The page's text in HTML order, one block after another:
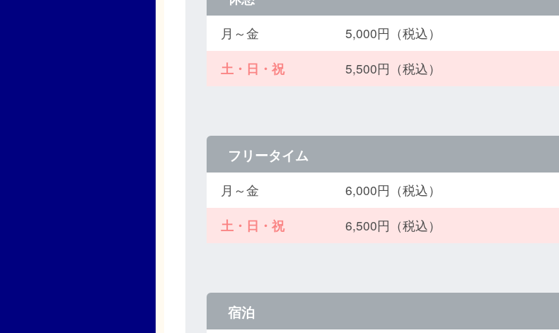
月～金
5,000円（税込）
土・日・祝
5,500円（税込）
フリータイム
月～金
6,000円（税込）
土・日・祝
6,500円（税込）
宿泊